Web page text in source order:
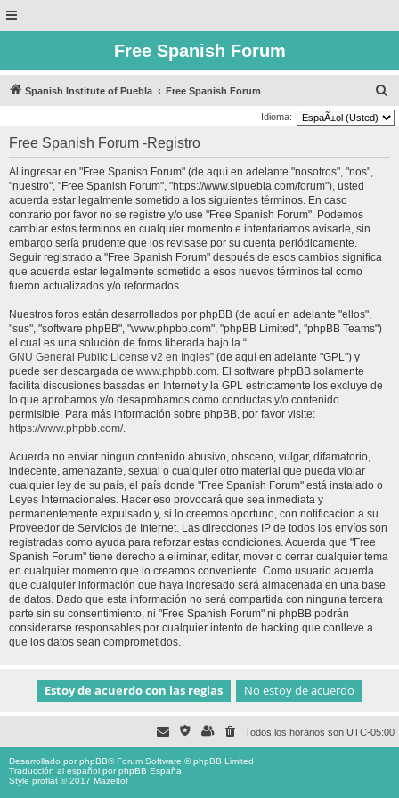
Free Spanish Forum
Spanish Institute of Puebla Free Spanish Forum
u
Idioma:
Free Spanish Forum -Registro
Al ingresar en "Free Spanish Forum" (de aquí en adelante "nosotros", "nos",
"nuestro", "Free Spanish Forum", "https://www.sipuebla.com/forum"), usted
acuerda estar legalmente sometido a los siguientes términos. En caso
contrario por favor no se registre y/o use "Free Spanish Forum". Podemos
cambiar estos términos en cualquier momento e intentaríamos avisarle, sin
embargo sería prudente que los revisase por su cuenta periódicamente.
Seguir registrado a "Free Spanish Forum" después de esos cambios significa
que acuerda estar legalmente sometido a esos nuevos términos tal como
fueron actualizados y/o reformados.
Nuestros foros están desarrollados por phpBB (de aquí en adelante "ellos",
"sus", "software phpBB", "www.phpbb.com", "phpBB Limited", "phpBB Teams")
el cual es una solución de foros liberada bajo la “
GNU General Public License v2 en Ingles” (de aquí en adelante "GPL") y
puede ser descargada de www.phpbb.com. El software phpBB solamente
facilita discusiones basadas en Internet y la GPL estrictamente los excluye de
lo que aprobamos y/o desaprobamos como conductas y/o contenido
permisible. Para más información sobre phpBB, por favor visite:
https://www.phpbb.com/.
Acuerda no enviar ningun contenido abusivo, obsceno, vulgar, difamatorio,
indecente, amenazante, sexual o cualquier otro material que pueda violar
cualquier ley de su país, el país donde "Free Spanish Forum" está instalado o
Leyes Internacionales. Hacer eso provocará que sea inmediata y
permanentemente expulsado y, si lo creemos oportuno, con notificación a su
Proveedor de Servicios de Internet. Las direcciones IP de todos los envíos son
registradas como ayuda para reforzar estas condiciones. Acuerda que "Free
Spanish Forum" tiene derecho a eliminar, editar, mover o cerrar cualquier tema
en cualquier momento que lo creamos conveniente. Como usuario acuerda
que cualquier información que haya ingresado será almacenada en una base
de datos. Dado que esta información no será compartida con ninguna tercera
parte sin su consentimiento, ni "Free Spanish Forum" ni phpBB podrán
considerarse responsables por cualquier intento de hacking que conlleve a
que los datos sean comprometidos.
Todos los horarios son UTC-05:00
Desarrollado porphpBB® Forum Software © phpBB Limited
Traducción al español porphpBB España
Style proflat © 2017 Mazeltof